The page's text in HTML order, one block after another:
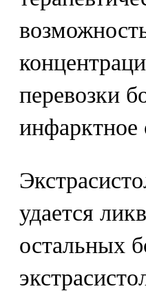
перевозки
инфарктное
удается
остальных